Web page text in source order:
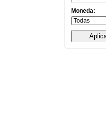
Moneda: